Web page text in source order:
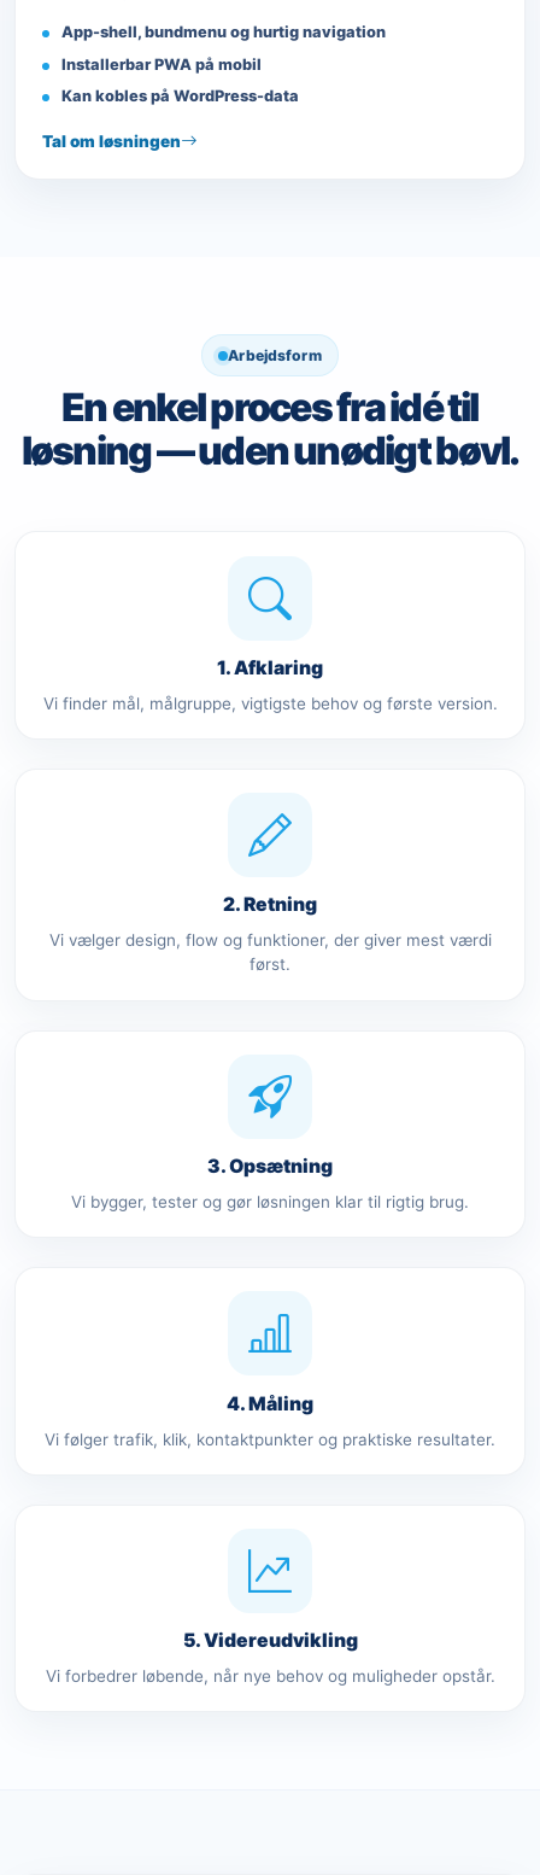
App-shell, bundmenu og hurtig navigation
Installerbar PWA på mobil
Kan kobles på WordPress-data
Tal om løsningen
Arbejdsform
En enkel proces fra idé til
løsning — uden unødigt bøvl.
1. Afklaring
Vi finder mål, målgruppe, vigtigste behov og første version.
2. Retning
Vi vælger design, flow og funktioner, der giver mest værdi
først.
3. Opsætning
Vi bygger, tester og gør løsningen klar til rigtig brug.
4. Måling
Vi følger trafik, klik, kontaktpunkter og praktiske resultater.
5. Videreudvikling
Vi forbedrer løbende, når nye behov og muligheder opstår.